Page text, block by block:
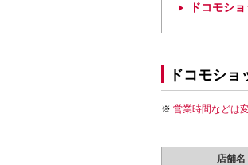
ドコモシ
ドコモショ
営業時間などは
店舗名